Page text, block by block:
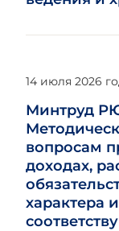
Минтруд
вопросам
доходах,
характера
14 июля 2026